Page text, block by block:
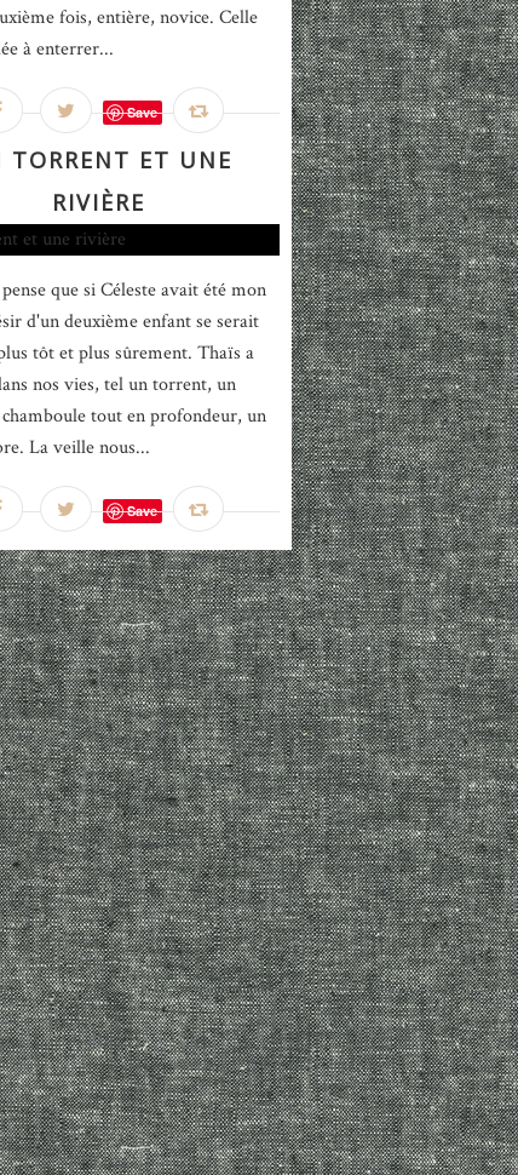
fois, entière, novice. Celle
à enterrer...
Save
TORRENT ET UNE
RIVIÈRE
que si Céleste avait été mon
d'un deuxième enfant se serait
tôt et plus sûrement. Thaïs a
nos vies, tel un torrent, un
tout en profondeur, un
La veille nous...
Save